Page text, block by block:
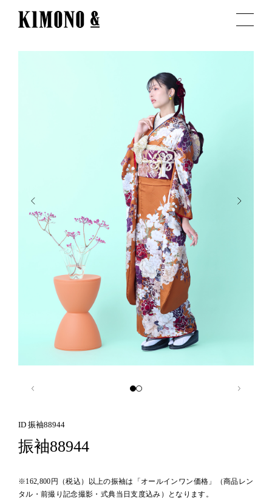
ID 振袖88944
振袖88944
※162,800円（税込）以上の振袖は「オールインワン価格」（商品レン
タル・前撮り記念撮影・式典当日支度込み）となります。